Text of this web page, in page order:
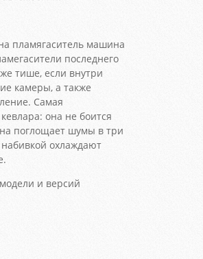
пламягаситель машина
последнего
тише, если внутри
камеры, а также
Самая
она не боится
поглощает шумы в три
охлаждают
и версий